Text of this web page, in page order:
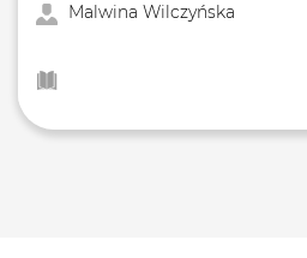
Malwina Wilczyńska